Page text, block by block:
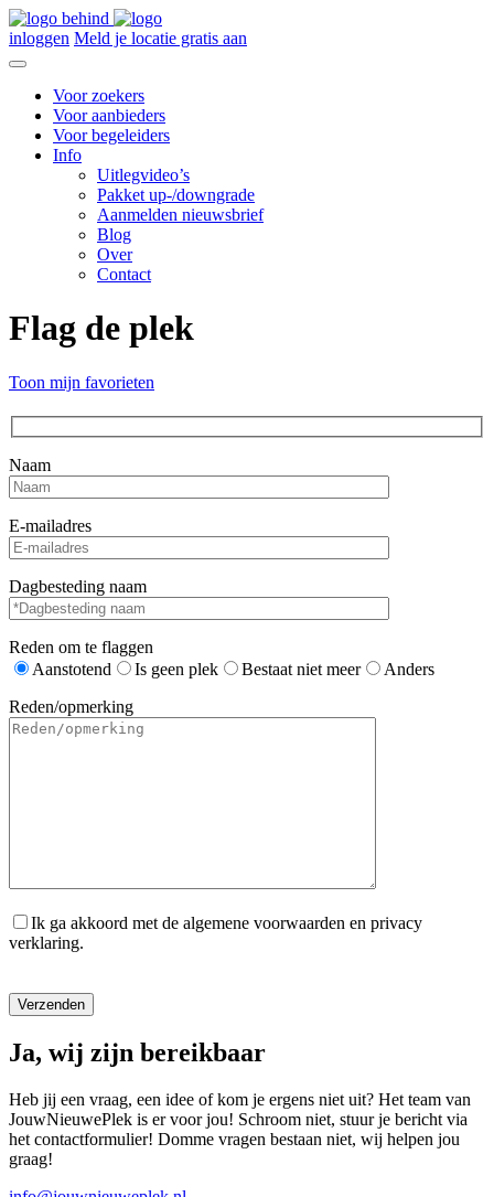
inloggen Meld je locatie gratis aan
Voor zoekers
Voor aanbieders
Voor begeleiders
Info
Uitlegvideo’s
Pakket up-/downgrade
Aanmelden nieuwsbrief
Blog
Over
Contact
Flag de plek
Toon mijn favorieten
Naam
E-mailadres
Dagbesteding naam
Reden om te flaggen
Aanstotend
Is geen plek Bestaat niet meer
Anders
Reden/opmerking
Ik ga akkoord met de algemene voorwaarden en privacy
verklaring.
Ja, wij zijn bereikbaar
Heb jij een vraag, een idee of kom je ergens niet uit? Het team van
JouwNieuwePlek is er voor jou! Schroom niet, stuur je bericht via
het contactformulier! Domme vragen bestaan niet, wij helpen jou
graag!